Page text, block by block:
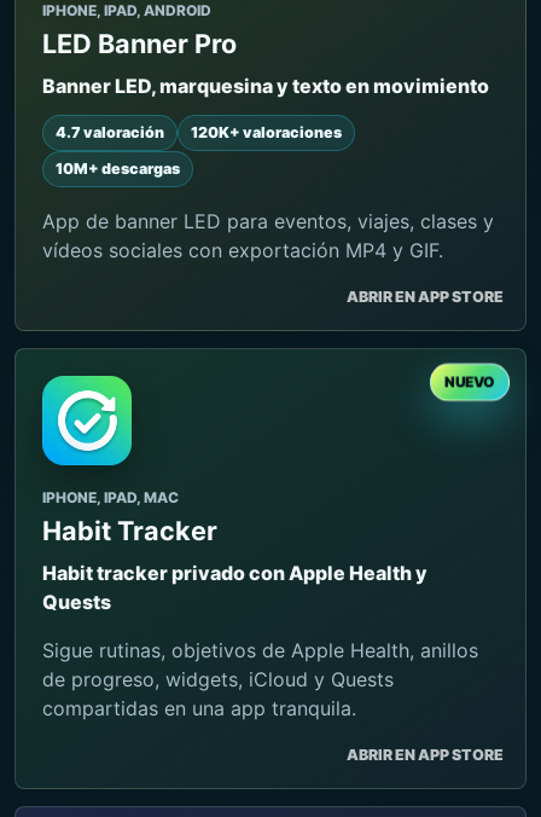
IPHONE, IPAD, ANDROID
LED Banner Pro
Banner LED, marquesina y texto en movimiento
4.7 valoración
120K+ valoraciones
10M+ descargas
App de banner LED para eventos, viajes, clases y
vídeos sociales con exportación MP4 y GIF.
ABRIR EN APP STORE
NUEVO
IPHONE, IPAD, MAC
Habit Tracker
Habit tracker privado con Apple Health y
Quests
Sigue rutinas, objetivos de Apple Health, anillos
de progreso, widgets, iCloud y Quests
compartidas en una app tranquila.
ABRIR EN APP STORE